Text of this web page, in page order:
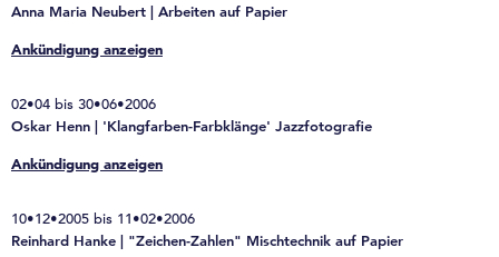
Anna Maria Neubert | Arbeiten auf Papier
Ankündigung anzeigen
02•04 bis 30•06•2006
Oskar Henn | 'Klangfarben-Farbklänge' Jazzfotografie
Ankündigung anzeigen
10•12•2005 bis 11•02•2006
Reinhard Hanke | "Zeichen-Zahlen" Mischtechnik auf Papier